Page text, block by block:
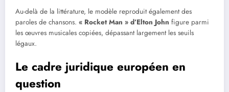
Au-delà de la littérature, le modèle reproduit également des
paroles de chansons. « Rocket Man » d’Elton John figure parmi
les œuvres musicales copiées, dépassant largement les seuils
légaux.
Le cadre juridique européen en
question